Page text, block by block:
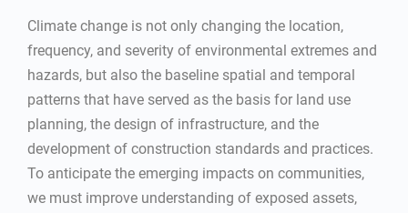
Climate change is not only changing the location,
frequency, and severity of environmental extremes and
hazards, but also the baseline spatial and temporal
patterns that have served as the basis for land use
planning, the design of infrastructure, and the
development of construction standards and practices.
To anticipate the emerging impacts on communities,
we must improve understanding of exposed assets,